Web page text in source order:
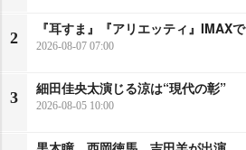
2
『耳すま』『アリエッティ』IMAXで
2026-08-07 07:00
3
細田佳央太演じる涼は“現代の彰”
2026-08-05 10:00